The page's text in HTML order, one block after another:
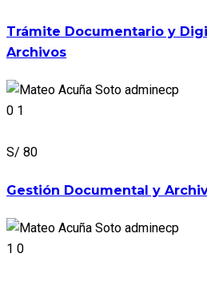
Trámite Documentario y
Archivos
adminecp
0 1
S/ 80
Gestión Documental y
adminecp
1 0